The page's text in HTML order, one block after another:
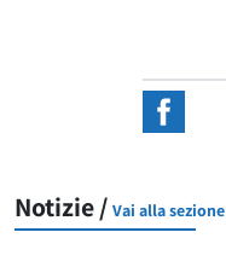
Notizie / Vai alla sezione